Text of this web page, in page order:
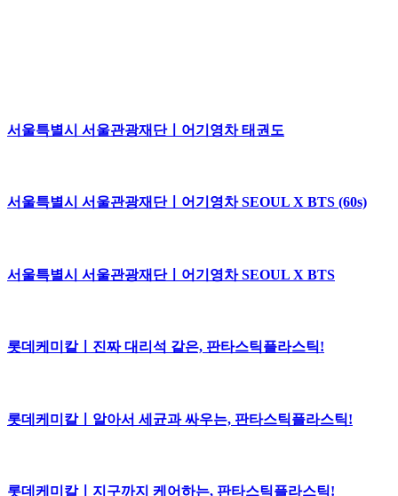
서울특별시 서울관광재단ㅣ어기영차 태권도
서울특별시 서울관광재단ㅣ어기영차 SEOUL X BTS (60s)
서울특별시 서울관광재단ㅣ어기영차 SEOUL X BTS
롯데케미칼ㅣ진짜 대리석 같은, 판타스틱플라스틱!
롯데케미칼ㅣ알아서 세균과 싸우는, 판타스틱플라스틱!
롯데케미칼ㅣ지구까지 케어하는, 판타스틱플라스틱!